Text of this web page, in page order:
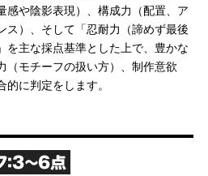
や陰影表現）、構成力（配置、ア
ス）、そして「忍耐力（諦めず最後
を主な採点基準とした上で、豊かな
（モチーフの扱い方）、制作意欲
的に判定をします。
3～6点